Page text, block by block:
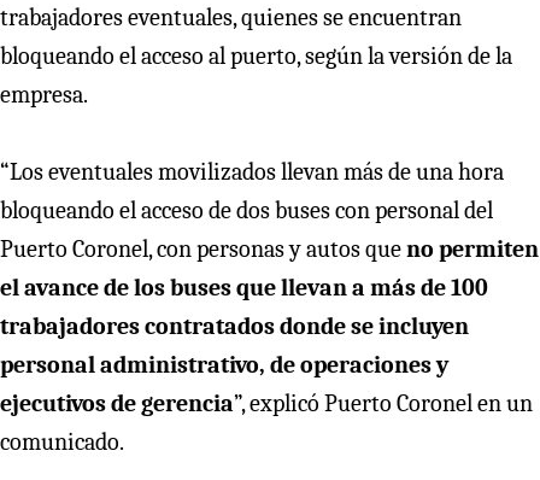
trabajadores eventuales, quienes se encuentran
bloqueando el acceso al puerto, según la versión de la
empresa.
“Los eventuales movilizados llevan más de una hora
bloqueando el acceso de dos buses con personal del
Puerto Coronel, con personas y autos queno permiten
el avance de los buses que llevan a más de 100
trabajadores contratados donde se incluyen
personal administrativo, de operaciones y
ejecutivos de gerencia”, explicó Puerto Coronel en un
comunicado.